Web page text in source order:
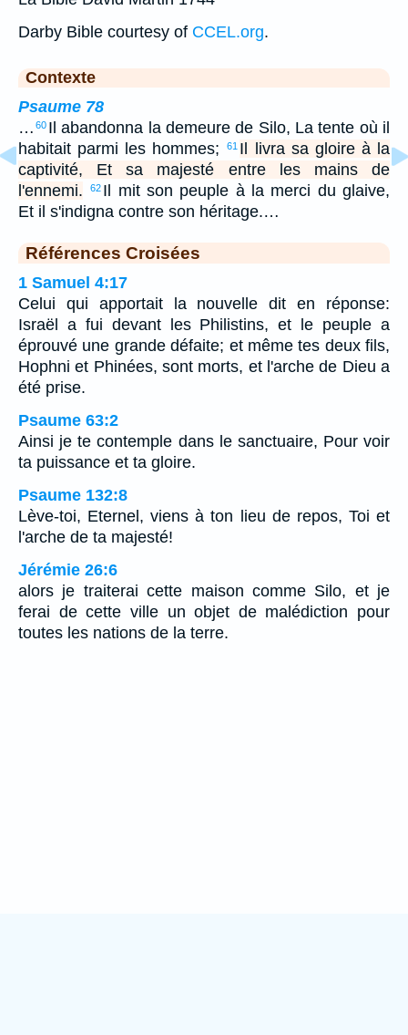
Darby Bible courtesy of CCEL.org.
Contexte
Psaume 78
… 60 Il abandonna la demeure de Silo, La tente où il
habitait parmi les hommes;
61 Il livra sa gloire à la
captivité, Et sa majesté entre les mains de
l'ennemi.
62 Il mit son peuple à la merci du glaive,
Et il s'indigna contre son héritage.…
Références Croisées
1 Samuel 4:17
Celui qui apportait la nouvelle dit en réponse:
Israël a fui devant les Philistins, et le peuple a
éprouvé une grande défaite; et même tes deux fils,
Hophni et Phinées, sont morts, et l'arche de Dieu a
été prise.
Psaume 63:2
Ainsi je te contemple dans le sanctuaire, Pour voir
ta puissance et ta gloire.
Psaume 132:8
Lève-toi, Eternel, viens à ton lieu de repos, Toi et
l'arche de ta majesté!
Jérémie 26:6
alors je traiterai cette maison comme Silo, et je
ferai de cette ville un objet de malédiction pour
toutes les nations de la terre.